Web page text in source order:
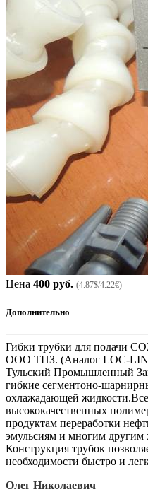
Цена 400 руб. (4.87$/4.22€)
Дополнительно
Гибки трубки для подачи
ООО ТПЗ. (Аналог LOC-
Тульский Промышленный
гибкие сегментоно-
охлажадающей
высококачественных
продуктам переработки
эмульсиям и многим другим
Конструкция трубок
необходимости быстро и
Олег Николаевич